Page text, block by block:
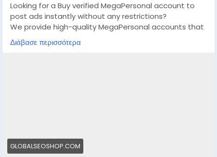
Looking for a Buy verified MegaPersonal account to
post ads instantly without any restrictions?
We provide high-quality MegaPersonal accounts that
are safe, stable, and perfect for marketing,
promotions, and classified posting.
📨 Telegram: @GlobalSeoShop
Διάβασε περισσότερα
GLOBALSEOSHOP.COM